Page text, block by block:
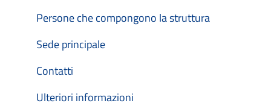
Persone che compongono la struttura
Sede principale
Contatti
Ulteriori informazioni